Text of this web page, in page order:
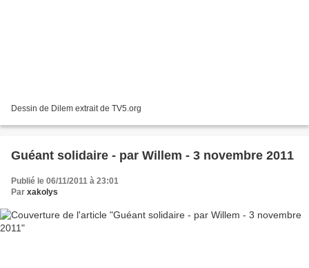
Dessin de Dilem extrait de TV5.org
Guéant solidaire - par Willem - 3 novembre 2011
Publié le 06/11/2011 à 23:01
Par xakolys